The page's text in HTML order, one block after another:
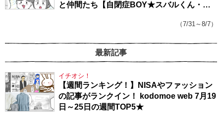
と仲間たち【自閉症BOY★スバルくん・
（7/31～8/7）
最新記事
イチオシ！
【週間ランキング！】NISAやファッション
の記事がランクイン！ kodomoe web 7月19
日～25日の週間TOP5★